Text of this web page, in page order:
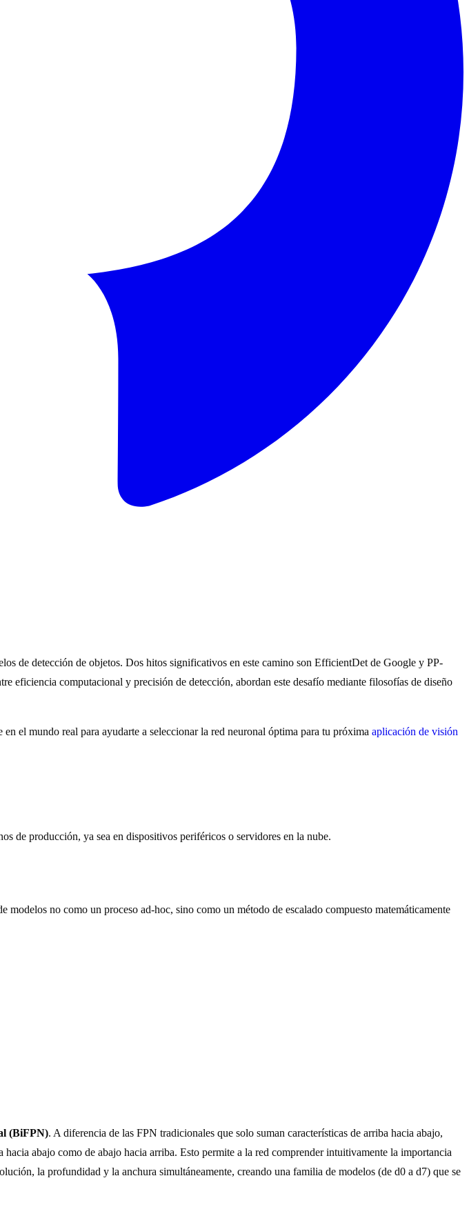
de detección de objetos. Dos hitos significativos en este camino son EfficientDet de Google y PP-
eficiencia computacional y precisión de detección, abordan este desafío mediante filosofías de diseño
el mundo real para ayudarte a seleccionar la red neuronal óptima para tu próxima aplicación de visión
de producción, ya sea en dispositivos periféricos o servidores en la nube.
no como un proceso ad-hoc, sino como un método de escalado compuesto matemáticamente
(BiFPN). A diferencia de las FPN tradicionales que solo suman características de arriba hacia abajo,
abajo como de abajo hacia arriba. Esto permite a la red comprender intuitivamente la importancia
la profundidad y la anchura simultáneamente, creando una familia de modelos (de d0 a d7) que se